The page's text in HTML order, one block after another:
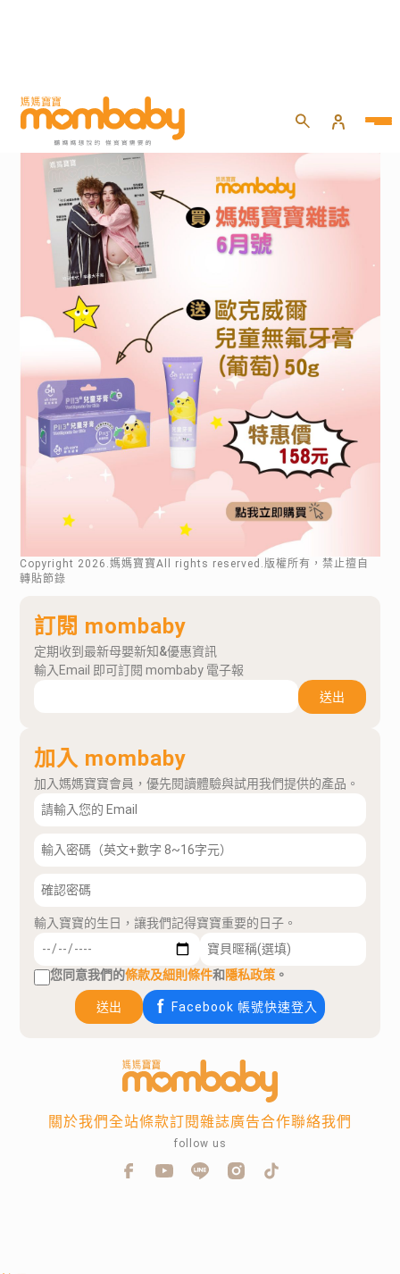
Copyright 2026 .媽媽寶寶All rights reserved.版權所有，禁止擅自
轉貼節錄
訂閱 mombaby
定期收到最新母嬰新知&優惠資訊
輸入Email 即可訂閱 mombaby 電子報
送出
加入 mombaby
加入媽媽寶寶會員，優先閱讀體驗與試用我們提供的產品。
輸入寶寶的生日，讓我們記得寶寶重要的日子。
您同意我們的條款及細則條件和隱私政策 。
送出 Facebook 帳號快速登入
關於我們全站條款訂閱雜誌廣告合作聯絡我們
follow us